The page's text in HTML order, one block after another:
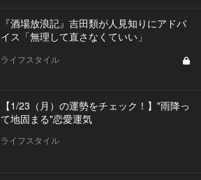
『酒場放浪記』吉田類が人見知りにアドバ
イス「無理して直さなくていい」
ライフスタイル
【1/23（月）の運勢をチェック！】"雨降っ
て地固まる"恋愛運気
ライフスタイル